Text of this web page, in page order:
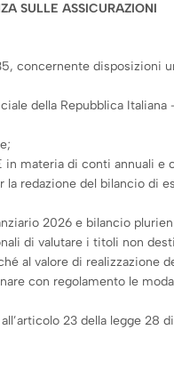
SULLE ASSICURAZIONI
concernente
della Repubblica
in materia di conti annuali
redazione del bilancio di
2026 e bilancio
di valutare i titoli non
al valore di realizzazione
con regolamento le
23 della legge